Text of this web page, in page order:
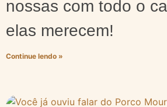
nossas com todo o
elas merecem!
Continue lendo »